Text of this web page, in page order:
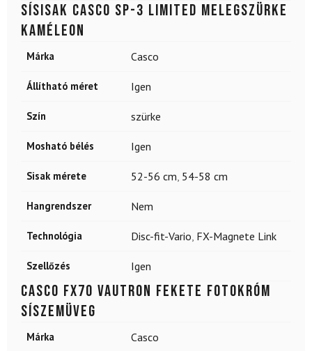
Sísisak CASCO SP-3 Limited melegszürke
kaméleon
Márka Casco
Állítható méret Igen
Szín szürke
Mosható bélés Igen
Sisak mérete 52-56 cm, 54-58 cm
Hangrendszer Nem
Technológia Disc-fit-Vario, FX-Magnete Link
Szellőzés Igen
CASCO FX70 Vautron Fekete fotokróm
síszemüveg
Márka Casco